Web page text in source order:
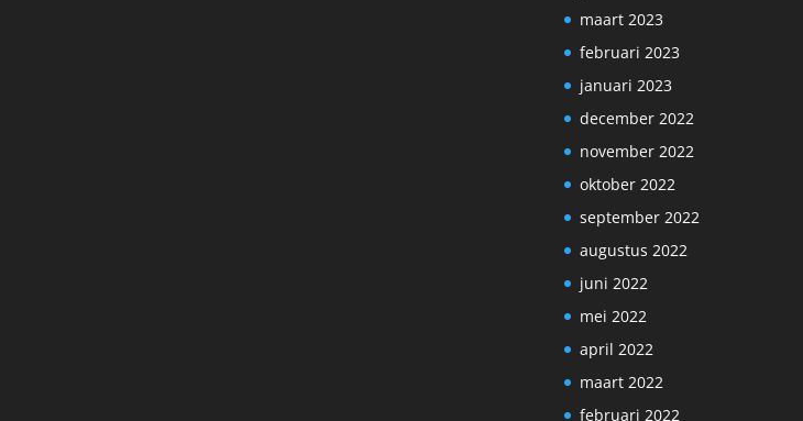
maart 2023
februari 2023
januari 2023
december 2022
november 2022
oktober 2022
september 2022
augustus 2022
juni 2022
mei 2022
april 2022
maart 2022
februari 2022